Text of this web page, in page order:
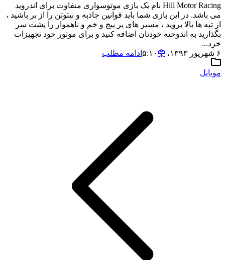
Hill Motor Racing نام یک بازی موتوسواری متفاوت برای اندروید
می باشد. در این بازی شما باید قوانین جاذبه و نیتوتن را از بر باشید ،
از تپه ها بالا بروید ، مسیر های پر پیچ و خم و ناهموار را پشت سر
بگذارید به اندوخته خودتان اضافه کنید و برای موتور خود تجهیزات
خرد...
۶ شهریور ۱۳۹۳،‏ ۵:۱۰
ادامه مطلب
موبایل